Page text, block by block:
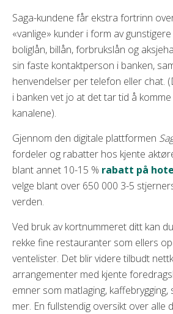
Saga-kundene får ekstra fortrinn
«vanlige» kunder i form av
boliglån, billån, forbrukslån og
sin faste kontaktperson i banken,
henvendelser per telefon eller chat.
i banken vet jo at det tar tid å
kanalene).
Gjennom den digitale plattformen
fordeler og rabatter hos kjente
blant annet 10-15 % rabatt på
velge blant over 650 000 3-5
verden.
Ved bruk av kortnummeret ditt kan
rekke fine restauranter som ellers
ventelister. Det blir videre tilbudt
arrangementer med kjente
emner som matlaging, kaffebrygging,
mer. En fullstendig oversikt over alle